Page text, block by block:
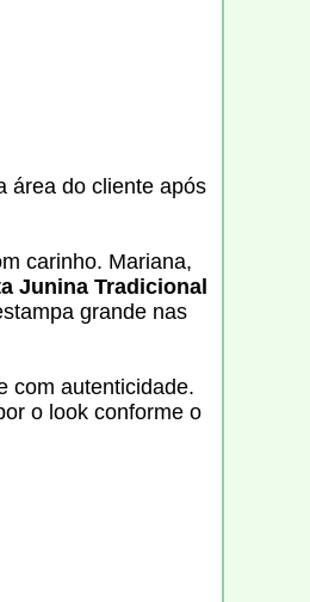
área do cliente após
carinho. Mariana,
Junina Tradicional
grande nas
com autenticidade.
o look conforme o